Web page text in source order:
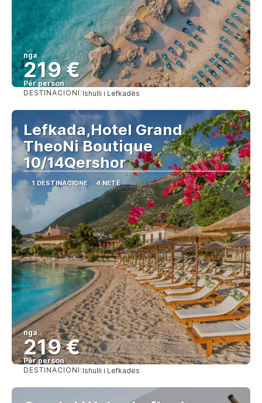
nga
219 €
Për person
Shihni
DESTINACIONI: Ishulli i Lefkadës
Lefkada,Hotel Grand
TheoNi Boutique
10/14Qershor
1 DESTINACIONE 4 NETË
nga
219 €
Për person
Shihni
DESTINACIONI: Ishulli i Lefkadës